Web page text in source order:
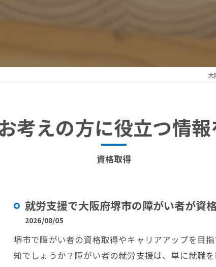
大
考えの方に役立つ情
資格取得
就労支援で大阪府堺市の障がい者が資
2026/08/05
堺市で障がい者の資格取得やキャリアアップを目
知でしょうか？障がい者の就労支援は、単に就職